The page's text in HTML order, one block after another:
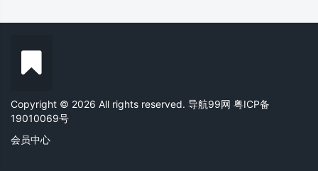
Copyright © 2026 All rights reserved. 导航99网 粤ICP备
19010069号
会员中心